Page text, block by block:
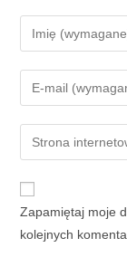
Zapamiętaj moje
kolejnych